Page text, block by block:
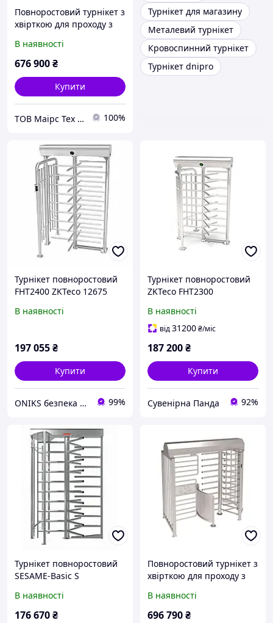
Повноростовий турнікет з
хвірткою для проходу з
В наявності
676 900₴
Купити
ТОВ Маірс Тех - Комплексні рішення для забезпечення безпеки та контролю доступу 100%
Турнікет для магазину
Металевий турнікет
Кровоспинний турнікет
Турнікет dnipro
Турнікет повноростовий
FHT2400 ZKTeco 12675
В наявності
197 055₴
Купити
ONIKS безпека та комфорт 99%
Турнікет повноростовий
ZKTeco FHT2300
В наявності
від31200₴/міс
187 200₴
Купити
Сувенірна Панда 92%
Турнікет повноростовий
SESAME-Basic S
В наявності
176 670₴
Повноростовий турнікет з
хвірткою для проходу з
В наявності
696 790₴